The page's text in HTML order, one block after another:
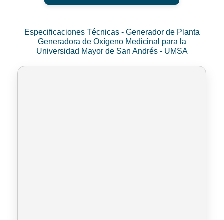
Especificaciones Técnicas - Generador de Planta
Generadora de Oxígeno Medicinal para la
Universidad Mayor de San Andrés - UMSA